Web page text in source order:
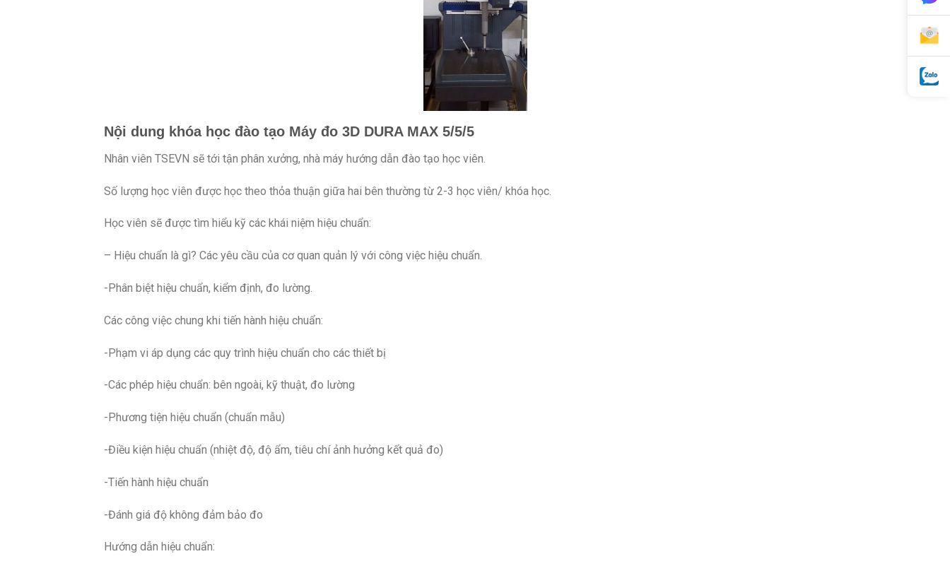
Nội dung khóa học đào tạo Máy đo 3D DURA MAX 5/5/5
Nhân viên TSEVN sẽ tới tận phân xưởng, nhà máy hướng dẫn đào tạo học viên.
Số lượng học viên được học theo thỏa thuận giữa hai bên thường từ 2-3 học viên/ khóa học.
Học viên sẽ được tìm hiểu kỹ các khái niệm hiệu chuẩn:
– Hiệu chuẩn là gì? Các yêu cầu của cơ quan quản lý với công việc hiệu chuẩn.
-Phân biệt hiệu chuẩn, kiểm định, đo lường.
Các công việc chung khi tiến hành hiệu chuẩn:
-Phạm vi áp dụng các quy trình hiệu chuẩn cho các thiết bị
-Các phép hiệu chuẩn: bên ngoài, kỹ thuật, đo lường
-Phương tiện hiệu chuẩn (chuẩn mẫu)
-Điều kiện hiệu chuẩn (nhiệt độ, độ ẩm, tiêu chí ảnh hưởng kết quả đo)
-Tiến hành hiệu chuẩn
-Đánh giá độ không đảm bảo đo
Hướng dẫn hiệu chuẩn: